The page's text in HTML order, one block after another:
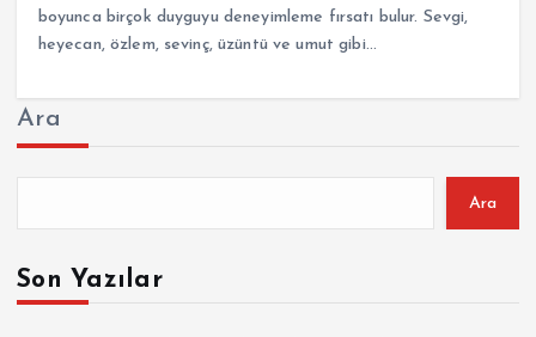
boyunca birçok duyguyu deneyimleme fırsatı bulur. Sevgi,
heyecan, özlem, sevinç, üzüntü ve umut gibi…
Ara
Ara
Son Yazılar